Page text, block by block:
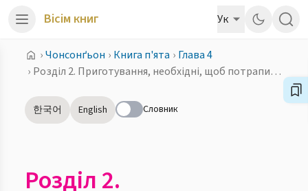
Вісім книг Ук
›Чонсонґьон › Книга п'ята › Глава 4
›
Розділ 2. Приготування, необхідні, щоб потрапити в Царство Небесне
한국어 English Словник
Розділ 2.